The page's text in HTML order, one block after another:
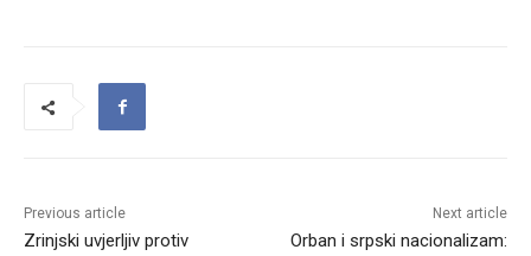
Previous article
Zrinjski uvjerljiv protiv
Next article
Orban i srpski nacionalizam: